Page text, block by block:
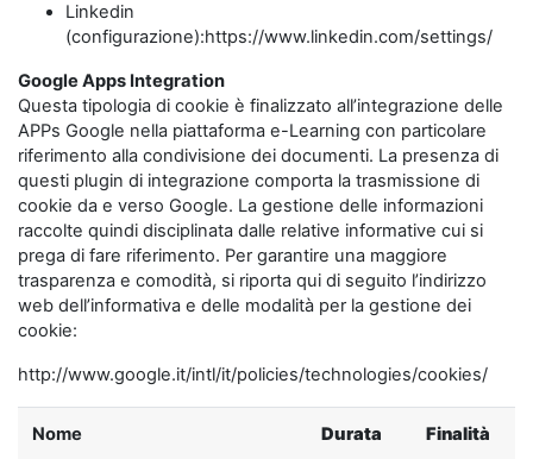
Linkedin
(configurazione):https://www.linkedin.com/settings/
Google Apps Integration
Questa tipologia di cookie è finalizzato all’integrazione delle
APPs Google nella piattaforma e-Learning con particolare
riferimento alla condivisione dei documenti. La presenza di
questi plugin di integrazione comporta la trasmissione di
cookie da e verso Google. La gestione delle informazioni
raccolte quindi disciplinata dalle relative informative cui si
prega di fare riferimento. Per garantire una maggiore
trasparenza e comodità, si riporta qui di seguito l’indirizzo
web dell’informativa e delle modalità per la gestione dei
cookie:
http://www.google.it/intl/it/policies/technologies/cookies/
Nome Durata Finalità